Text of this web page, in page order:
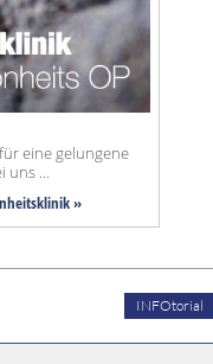
eine gelungene
uns ...
»
INFOtorial